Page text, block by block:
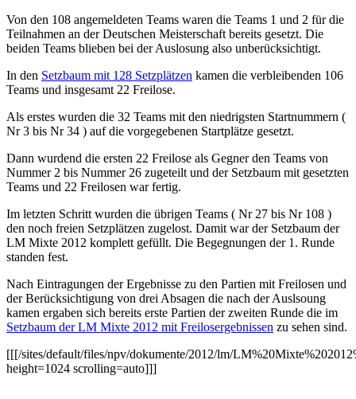
Von den 108 angemeldeten Teams waren die Teams 1 und 2 für die
Teilnahmen an der Deutschen Meisterschaft bereits gesetzt. Die
beiden Teams blieben bei der Auslosung also unberücksichtigt.
In den Setzbaum mit 128 Setzplätzen kamen die verbleibenden 106
Teams und insgesamt 22 Freilose.
Als erstes wurden die 32 Teams mit den niedrigsten Startnummern (
Nr 3 bis Nr 34 ) auf die vorgegebenen Startplätze gesetzt.
Dann wurdend die ersten 22 Freilose als Gegner den Teams von
Nummer 2 bis Nummer 26 zugeteilt und der Setzbaum mit gesetzten
Teams und 22 Freilosen war fertig.
Im letzten Schritt wurden die übrigen Teams ( Nr 27 bis Nr 108 )
den noch freien Setzplätzen zugelost. Damit war der Setzbaum der
LM Mixte 2012 komplett gefüllt. Die Begegnungen der 1. Runde
standen fest.
Nach Eintragungen der Ergebnisse zu den Partien mit Freilosen und
der Berücksichtigung von drei Absagen die nach der Auslsoung
kamen ergaben sich bereits erste Partien der zweiten Runde die im
Setzbaum der LM Mixte 2012 mit Freilosergebnissen zu sehen sind.
[[[/sites/default/files/npv/dokumente/2012/lm/
height=1024 scrolling=auto]]]